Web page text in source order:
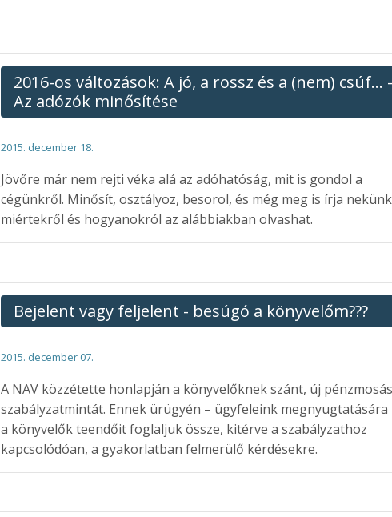
2016-os változások: A jó, a rossz és a (nem) csúf…
Az adózók minősítése
2015. december 18.
Jövőre már nem rejti véka alá az adóhatóság, mit is gondol a
cégünkről. Minősít, osztályoz, besorol, és még meg is írja
miértekről és hogyanokról az alábbiakban olvashat.
Bejelent vagy feljelent - besúgó a könyvelőm???
2015. december 07.
A NAV közzétette honlapján a könyvelőknek szánt, új
szabályzatmintát. Ennek ürügyén – ügyfeleink megnyugtatására
a könyvelők teendőit foglaljuk össze, kitérve a szabályzathoz
kapcsolódóan, a gyakorlatban felmerülő kérdésekre.